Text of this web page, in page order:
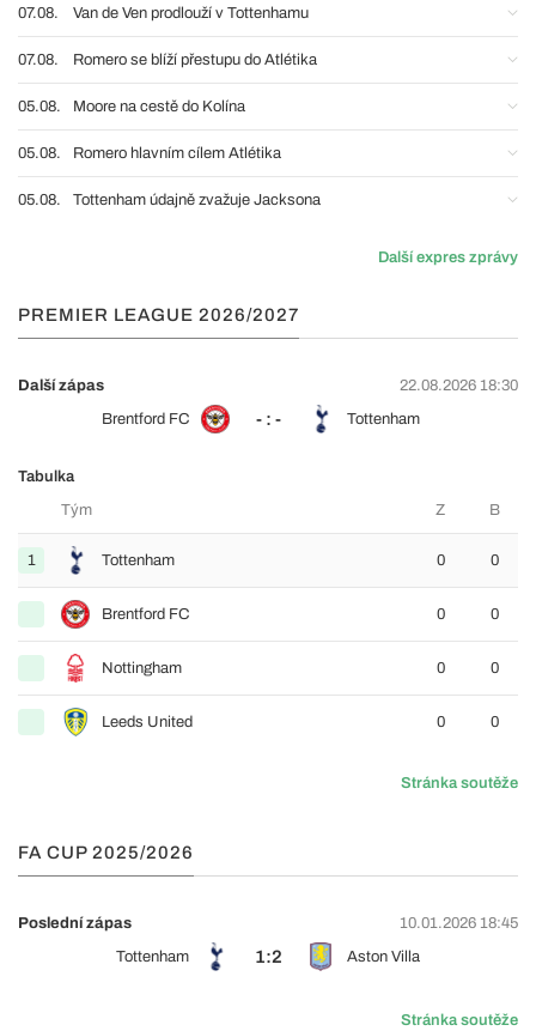
07.08. Van de Ven prodlouží v Tottenhamu
07.08. Romero se blíží přestupu do Atlétika
05.08. Moore na cestě do Kolína
05.08. Romero hlavním cílem Atlétika
05.08. Tottenham údajně zvažuje Jacksona
Další expres zprávy
PREMIER LEAGUE 2026/2027
Další zápas
22.08.2026 18:30
Brentford FC
- : - Tottenham
Tabulka
Tým
Z B
1 Tottenham 0 0
Brentford FC 0 0
Nottingham 0 0
Leeds United 0 0
Stránka soutěže
FA CUP 2025/2026
Poslední zápas
10.01.2026 18:45
Tottenham
1:2 Aston Villa
Stránka soutěže